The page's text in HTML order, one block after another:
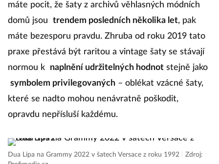
máte pocit, že šaty z archivů věhlasných módních
domů jsou
trendem posledních několika let, pak
máte bezesporu pravdu. Zhruba od roku 2019 tato
praxe přestává být raritou a vintage šaty se stávají
normou k
naplnění udržitelných hodnotstejně jako
symbolem privilegovaných– oblékat vzácné šaty,
které se nadto mohou nenávratně poškodit,
opravdu nepřísluší každému.
Dua Lipa na Grammy 2022 v šatech Versace z roku 1992
Zdroj: